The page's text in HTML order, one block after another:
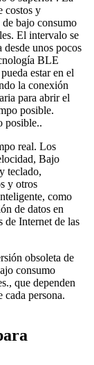
costos y
bajo consumo
El intervalo se
unos pocos
BLE
estar en el
la conexión
para abrir el
posible.
posible..
real. Los
Bajo
teclado,
y otros
como
de datos en
de Internet de las
obsoleta de
consumo
que dependen
cada persona.